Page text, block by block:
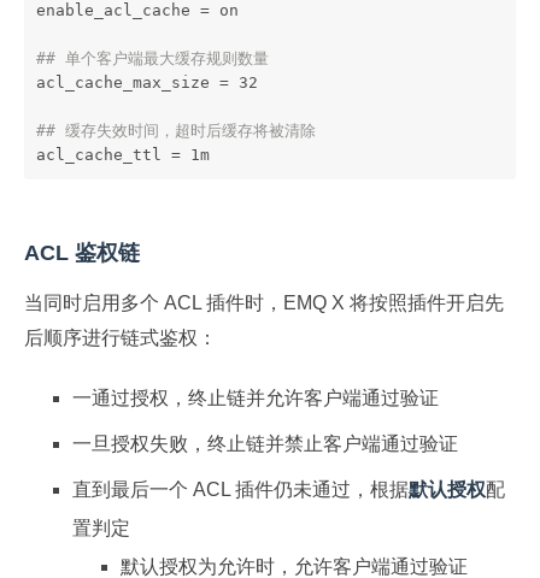
enable_acl_cache = on
## 单个客户端最大缓存规则数量
acl_cache_max_size = 32
## 缓存失效时间，超时后缓存将被清除
acl_cache_ttl = 1m
ACL 鉴权链
当同时启用多个 ACL 插件时，EMQ X 将按照插件开启先
后顺序进行链式鉴权：
一通过授权，终止链并允许客户端通过验证
一旦授权失败，终止链并禁止客户端通过验证
直到最后一个 ACL 插件仍未通过，根据默认授权配
置判定
默认授权为允许时，允许客户端通过验证